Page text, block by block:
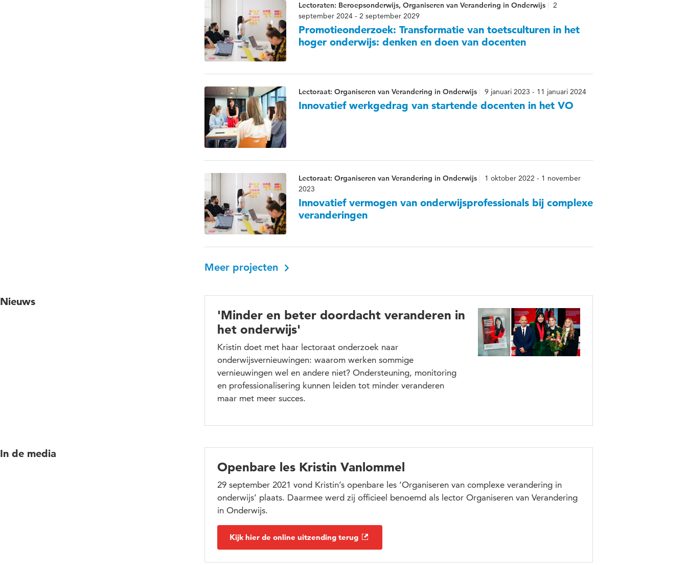
Lectoraten: Beroepsonderwijs, Organiseren van Verandering in Onderwijs
2
september 2024 - 2 september 2029
Promotieonderzoek: Transformatie van toetsculturen in het
hoger onderwijs: denken en doen van docenten
Lectoraat: Organiseren van Verandering in Onderwijs 9 januari 2023 - 11 januari 2024
Innovatief werkgedrag van startende docenten in het VO
Lectoraat: Organiseren van Verandering in Onderwijs
1 oktober 2022 - 1 november
2023
Innovatief vermogen van onderwijsprofessionals bij complexe
veranderingen
Meer projecten
Nieuws
'Minder en beter doordacht veranderen in
het onderwijs'
Kristin doet met haar lectoraat onderzoek naar
onderwijsvernieuwingen: waarom werken sommige
vernieuwingen wel en andere niet? Ondersteuning, monitoring
en professionalisering kunnen leiden tot minder veranderen
maar met meer succes.
In de media
Openbare les Kristin Vanlommel
29 september 2021 vond Kristin’s openbare les ‘Organiseren van complexe verandering in
onderwijs’ plaats. Daarmee werd zij officieel benoemd als lector Organiseren van Verandering
in Onderwijs.
Kijk hier de online uitzending terug